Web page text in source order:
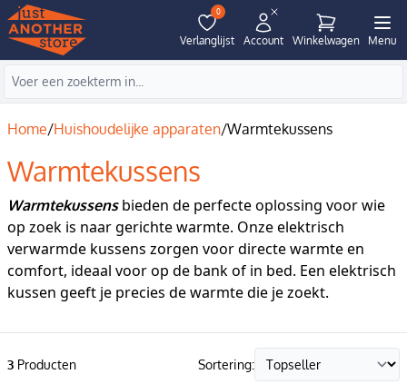
0
Verlanglijst Account Winkelwagen Menu
Home/Huishoudelijke apparaten/Warmtekussens
Warmtekussens
Warmtekussensbieden de perfecte oplossing voor wie
op zoek is naar gerichte warmte. Onze elektrisch
verwarmde kussens zorgen voor directe warmte en
comfort, ideaal voor op de bank of in bed. Een elektrisch
kussen geeft je precies de warmte die je zoekt.
3 Producten Sortering: